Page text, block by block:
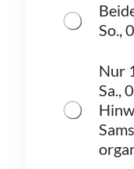
So.,
⁠Nur
Sa.,